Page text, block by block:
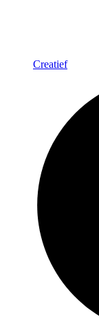
Creatief